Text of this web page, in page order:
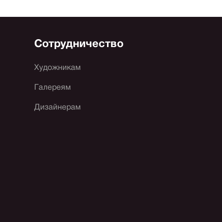
Сотрудничество
Художникам
Галереям
Дизайнерам